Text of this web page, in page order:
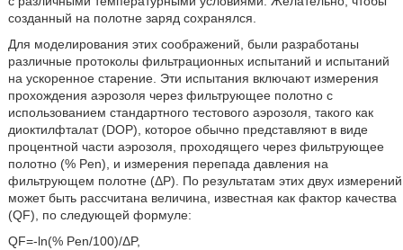
созданный на полотне заряд сохранялся.
Для моделирования этих соображений, были разработаны
различные протоколы фильтрационных испытаний и испытаний
на ускоренное старение. Эти испытания включают измерения
прохождения аэрозоля через фильтрующее полотно с
использованием стандартного тестового аэрозоля, такого как
диоктилфталат (DOP), которое обычно представляют в виде
процентной части аэрозоля, проходящего через фильтрующее
полотно (% Pen), и измерения перепада давления на
фильтрующем полотне (ΔР). По результатам этих двух измерений
может быть рассчитана величина, известная как фактор качества
(QF), по следующей формуле:
QF=-ln(% Pen/100)/ΔP,